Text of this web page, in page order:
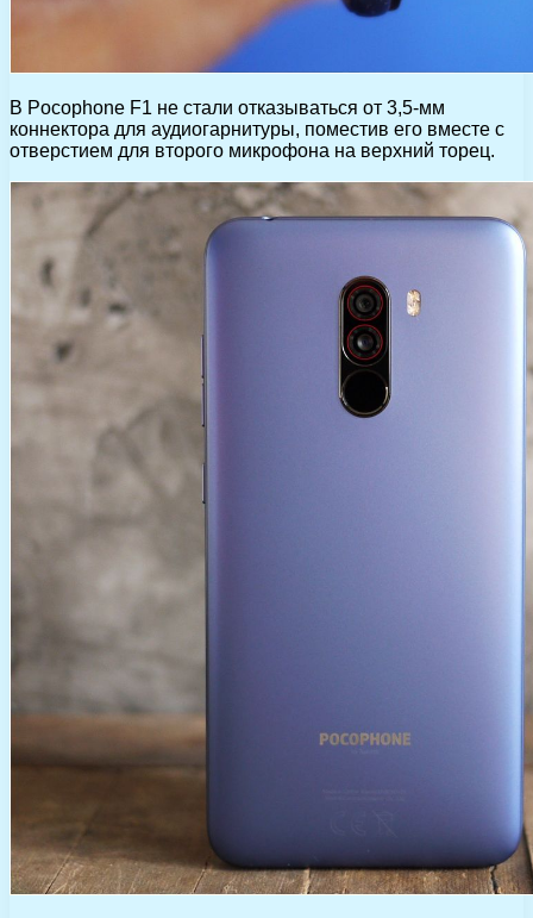
В Pocophone F1 не стали отказываться от 3,5-мм
коннектора для аудиогарнитуры, поместив его вместе с
отверстием для второго микрофона на верхний торец.